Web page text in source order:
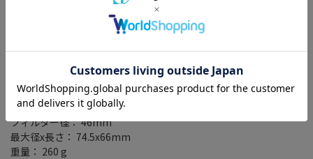
最短撮影距離： 0.16 m
開放F値： F2.8
防塵： ○
マクロ： ○
フィルター径： 46mm
最大径x長さ： 74.5x66mm
重量： 260 g